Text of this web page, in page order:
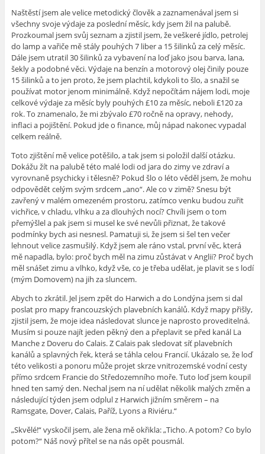
Naštěstí jsem ale velice metodický člověk a zaznamenával jsem si
všechny svoje výdaje za poslední měsíc, kdy jsem žil na palubě.
Prozkoumal jsem svůj seznam a zjistil jsem, že veškeré jídlo, petrolej
do lamp a vařiče mě stály pouhých 7 liber a 15 šilinků za celý měsíc.
Dále jsem utratil 30 šilinků za vybavení na loď jako jsou barva, lana,
šekly a podobné věci. Výdaje na benzín a motorový olej činily pouze
15 šilinků a to jen proto, že jsem plachtil, kdykoli to šlo, a snažil se
používat motor jenom minimálně. Když nepočítám nájem lodi, moje
celkové výdaje za měsíc byly pouhých £10 za měsíc, neboli £120 za
rok. To znamenalo, že mi zbývalo £70 ročně na opravy, nehody,
inflaci a pojištění. Pokud jde o finance, můj nápad nakonec vypadal
celkem reálně.
Toto zjištění mě velice potěšilo, a tak jsem si položil další otázku.
Dokážu žít na palubě této malé lodi od jara do zimy ve zdraví a
vyrovnaně psychicky i tělesně? Pokud šlo o léto věděl jsem, že mohu
odpovědět celým svým srdcem „ano“. Ale co v zimě? Snesu být
zavřený v malém omezeném prostoru, zatímco venku budou zuřit
vichřice, v chladu, vlhku a za dlouhých nocí? Chvíli jsem o tom
přemýšlel a pak jsem si musel ke své nevůli přiznat, že takové
podmínky bych asi nesnesl. Pamatuji si, že jsem si šel ten večer
lehnout velice zasmušilý. Když jsem ale ráno vstal, první věc, která
mě napadla, bylo: proč bych měl na zimu zůstávat v Anglii? Proč bych
měl snášet zimu a vlhko, když vše, co je třeba udělat, je plavit se s lodí
(mým Domovem) na jih za sluncem.
Abych to zkrátil. Jel jsem zpět do Harwich a do Londýna jsem si dal
poslat pro mapy francouzských plavebních kanálů. Když mapy přišly,
zjistil jsem, že moje idea následovat slunce je naprosto proveditelná.
Musím si pouze najít jeden pěkný den a přeplavit se před kanál La
Manche z Doveru do Calais. Z Calais pak sledovat síť plavebních
kanálů a splavných řek, která se táhla celou Francií. Ukázalo se, že loď
této velikosti a ponoru může projet skrze vnitrozemské vodní cesty
přímo srdcem Francie do Středozemního moře. Tuto loď jsem koupil
hned ten samý den. Nechal jsem na ní udělat několik malých změn a
následující týden jsem odplul z Harwich jižním směrem – na
Ramsgate, Dover, Calais, Paříž, Lyons a Riviéru.“
„Skvělé!“ vyskočil jsem, ale žena mě okřikla: „Ticho. A potom? Co bylo
potom?“ Náš nový přítel se na nás opět pousmál.